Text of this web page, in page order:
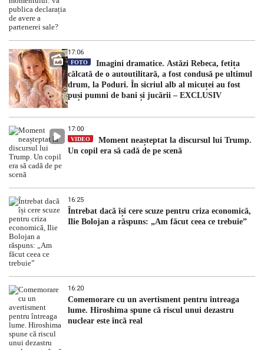
17:06
FOTO
Imagini dramatice. Astăzi Rebeca, fetița
călcată de o autoutilitară, a fost condusă pe ultimul
drum, la Poduri. În sicriul alb al micuței au fost
puși pumni de bani și jucării – EXCLUSIV
17:00
VIDEO
Moment neașteptat la discursul lui Trump.
Un copil era să cadă de pe scenă
16:25
Întrebat dacă își cere scuze pentru criza economică,
Ilie Bolojan a răspuns: „Am făcut ceea ce trebuie”
16:20
Comemorare cu un avertisment pentru întreaga
lume. Hiroshima spune că riscul unui dezastru
nuclear este încă real